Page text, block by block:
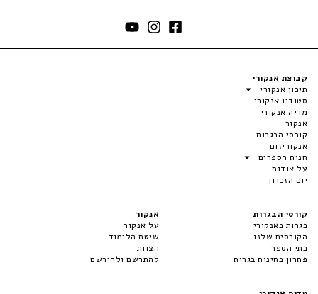
קבוצת אנקורי
תיכון אנקורי
סטודיו אנקורי
מדיה אנקורי
אנקור
קורסי הבגרות
אנקוריזום
חנות הספרים
על אודות
יום הזכרון
קורסי הבגרות
בגרות באנקורי
הקורסים שלנו
בתי הספר
פתרון בחינות בגרות
אנקור
על אנקור
שיטת הלימוד
הצוות
להתרשם ולהירשם